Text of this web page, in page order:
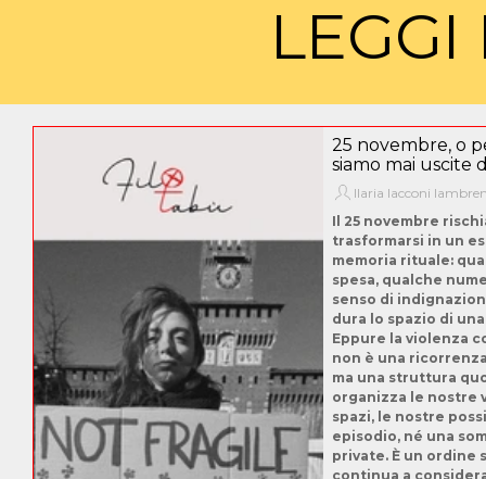
25 novembre, o
siamo mai uscite
Ilaria Iacconi
Il 25 novembre
trasformarsi in un
memoria rituale:
spesa, qualche
senso di
dura lo spazio di
Eppure la violenza
non è una
ma una struttura
organizza le nostre
spazi, le nostre
episodio, né una
private. È un ordine
continua a